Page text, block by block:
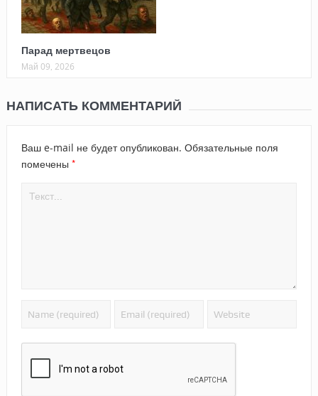
Парад мертвецов
Май 09, 2026
НАПИСАТЬ КОММЕНТАРИЙ
Ваш e-mail не будет опубликован. Обязательные поля
помечены *